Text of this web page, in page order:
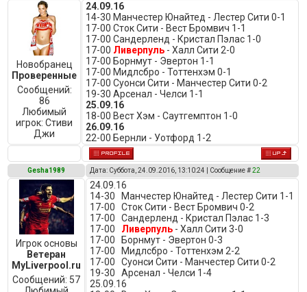
Новобранец
Проверенные
Сообщений:
86
Любимый
игрок:Стиви
Джи
24.09.16
14-30 Манчестер Юнайтед - Лестер Сити 0-1
17-00 Сток Сити - Вест Бромвич 1-1
17-00 Сандерленд - Кристал Пэлас 1-0
17-00 Ливерпуль - Халл Сити 2-0
17-00 Борнмут - Эвертон 1-1
17-00 Мидлсбро - Тоттенхэм 0-1
17-00 Суонси Сити - Манчестер Сити 0-2
19-30 Арсенал - Челси 1-1
25.09.16
18-00 Вест Хэм - Саутгемптон 1-0
26.09.16
22-00 Бернли - Уотфорд 1-2
Gesha1989 Дата: Суббота, 24.09.2016, 13:10:24 | Сообщение #22
Игрок основы
Ветеран
MyLiverpool.ru
Сообщений: 57
24.09.16
14-30 Манчестер Юнайтед - Лестер Сити 1-1
17-00 Сток Сити - Вест Бромвич 0-2
17-00 Сандерленд - Кристал Пэлас 1-3
17-00 Ливерпуль - Халл Сити 3-0
17-00 Борнмут - Эвертон 0-3
17-00 Мидлсбро - Тоттенхэм 2-2
17-00 Суонси Сити - Манчестер Сити 0-2
19-30 Арсенал - Челси 1-4
25.09.16